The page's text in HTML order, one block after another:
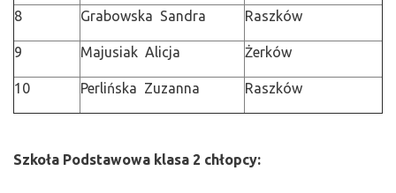
8 Grabowska Sandra Raszków
9 Majusiak Alicja Żerków
10 Perlińska Zuzanna Raszków
Szkoła Podstawowa klasa 2 chłopcy: